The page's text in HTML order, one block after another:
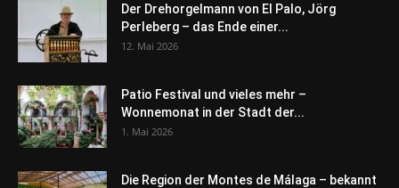
Der Drehorgelmann von El Palo, Jörg
Perleberg – das Ende einer...
12. Mai 2026
Patio Festival und vieles mehr –
Wonnemonat in der Stadt der...
1. Mai 2026
Die Region der Montes de Málaga – bekannt